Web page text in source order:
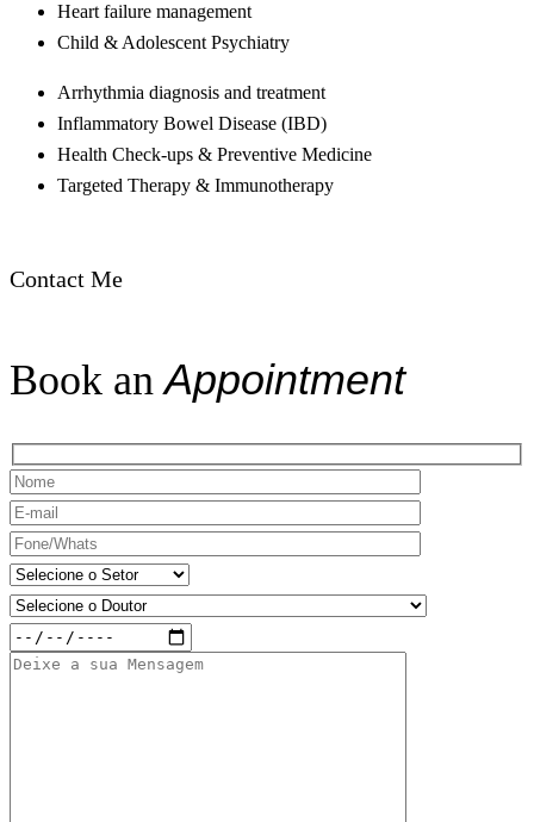
Heart failure management
Child & Adolescent Psychiatry
Arrhythmia diagnosis and treatment
Inflammatory Bowel Disease (IBD)
Health Check-ups & Preventive Medicine
Targeted Therapy & Immunotherapy
Contact Me
Book anAppointment